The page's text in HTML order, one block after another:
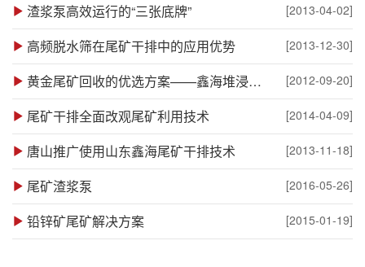
渣浆泵高效运行的“三张底牌” [2013-04-02]
高频脱水筛在尾矿干排中的应用优势 [2013-12-30]
黄金尾矿回收的优选方案——鑫海堆浸提金自动控制系统 [2012-09-20]
尾矿干排全面改观尾矿利用技术 [2014-04-09]
唐山推广使用山东鑫海尾矿干排技术 [2013-11-18]
尾矿渣浆泵 [2016-05-26]
铅锌矿尾矿解决方案 [2015-01-19]